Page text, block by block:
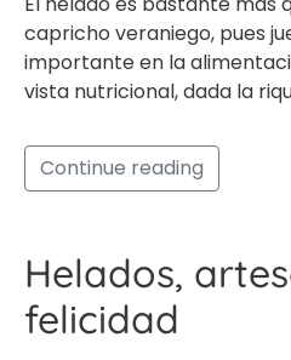
capricho veraniego, pues
importante en la
vista nutricional, dada la
Continue reading
Helados,
felicidad